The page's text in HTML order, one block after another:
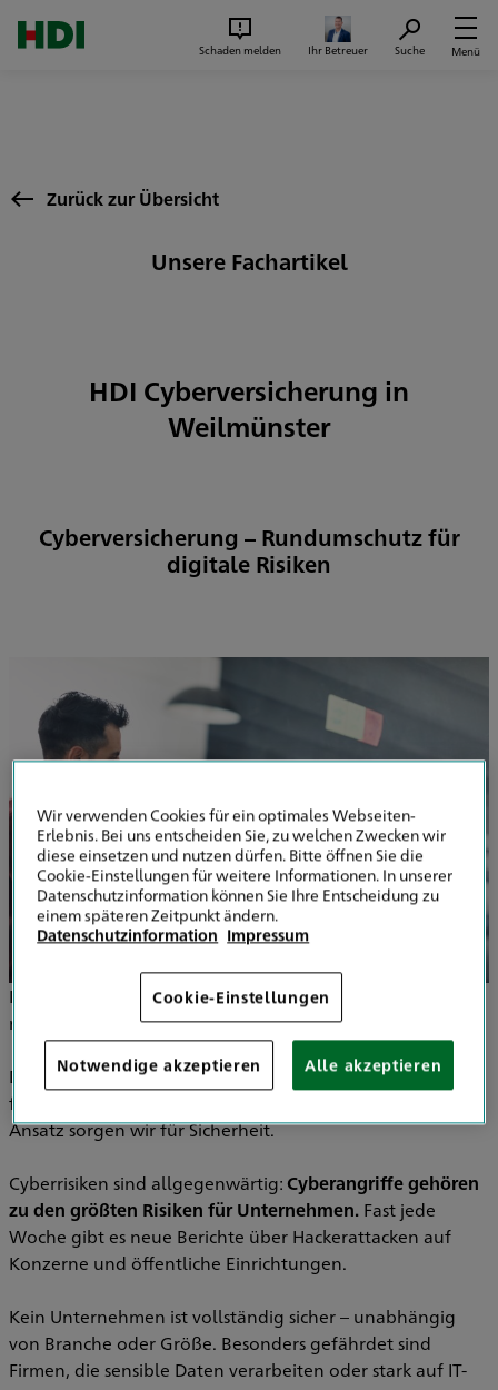
Schaden melden Ihr Betreuer Suche Menü
Zurück zur Übersicht
Unsere Fachartikel
HDI Cyberversicherung in
Weilmünster
Cyberversicherung – Rundumschutz für
digitale Risiken
In einer zunehmend digitalen Geschäftswelt reicht das
reine Bewusstsein für Cyberrisiken längst nicht mehr aus.
Die HDI Cyberversicherungbietet Ihnen mehr als nur
finanziellen Schutz im Ernstfall. Mit einem ganzheitlichen
Ansatz sorgen wir für Sicherheit.
Cyberrisiken sind allgegenwärtig:Cyberangriffe gehören
zu den größten Risiken für Unternehmen. Fast jede
Woche gibt es neue Berichte über Hackerattacken auf
Konzerne und öffentliche Einrichtungen.
Kein Unternehmen ist vollständig sicher – unabhängig
von Branche oder Größe. Besonders gefährdet sind
Firmen, die sensible Daten verarbeiten oder stark auf IT-
Wir verwenden Cookies für ein optimales Webseiten-
Erlebnis. Bei uns entscheiden Sie, zu welchen Zwecken wir
diese einsetzen und nutzen dürfen. Bitte öffnen Sie die
Cookie-Einstellungen für weitere Informationen. In unserer
Datenschutzinformation können Sie Ihre Entscheidung zu
einem späteren Zeitpunkt ändern.
Datenschutzinformation Impressum
Cookie-Einstellungen
Notwendige akzeptieren Alle akzeptieren